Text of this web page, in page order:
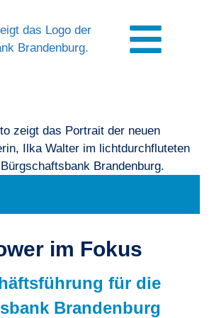
im Fokus
für die
Brandenburg